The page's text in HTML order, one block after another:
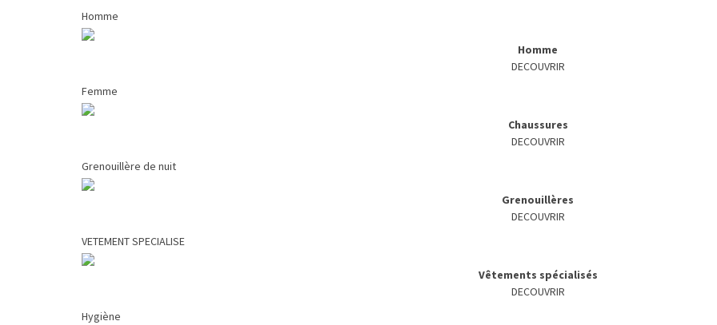
Homme
Homme
DECOUVRIR
Femme
Chaussures
DECOUVRIR
Grenouillère de nuit
Grenouillères
DECOUVRIR
VETEMENT SPECIALISE
Vêtements spécialisés
DECOUVRIR
Hygiène